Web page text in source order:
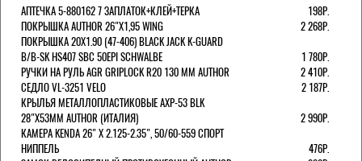
АПТЕЧКА 5-880162 7 ЗАПЛАТОК+КЛЕЙ+ТЕРКА
198Р.
ПОКРЫШКА AUTHOR 26"Х1,95 WING
2 268Р.
ПОКРЫШКА 20X1.90 (47-406) BLACK JACK K-GUARD
B/B-SK HS407 SBC 50EPI SCHWALBE
1 780Р.
РУЧКИ НА РУЛЬ AGR GRIPLOCK R20 130 ММ AUTHOR
2 410Р.
СЕДЛО VL-3251 VELO
2 187Р.
КРЫЛЬЯ МЕТАЛЛОПЛАСТИКОВЫЕ AXP-53 BLK
28"Х53ММ AUTHOR (ИТАЛИЯ)
2 990Р.
КАМЕРА KENDA 26" Х 2.125-2.35", 50/60-559 СПОРТ
НИППЕЛЬ
476Р.